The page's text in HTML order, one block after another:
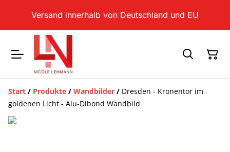
Versand innerhalb von Deutschland und EU
Start / Produkte / Wandbilder / Dresden - Kronentor im
goldenen Licht - Alu-Dibond Wandbild